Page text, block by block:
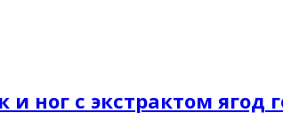
ног с экстрактом ягод